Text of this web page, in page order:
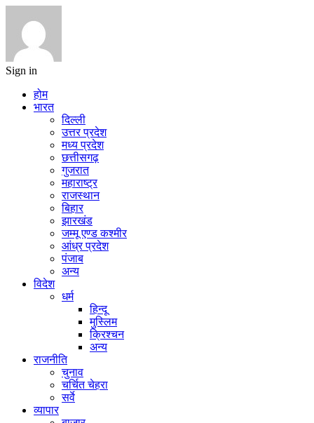
Sign in
होम
भारत
दिल्ली
उत्तर प्रदेश
मध्य प्रदेश
छत्तीसगढ़
गुजरात
महाराष्ट्र
राजस्थान
बिहार
झारखंड
जम्मू एण्ड कश्मीर
आंध्र प्रदेश
पंजाब
अन्य
विदेश
धर्म
हिन्दू
मुस्लिम
क्रिश्चन
अन्य
राजनीति
चुनाव
चर्चित चेहरा
सर्वे
व्यापार